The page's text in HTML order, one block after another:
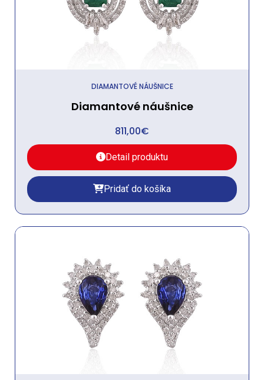
DIAMANTOVÉ NÁUŠNICE
Diamantové náušnice
811,00€
Detail produktu
Pridať do košíka